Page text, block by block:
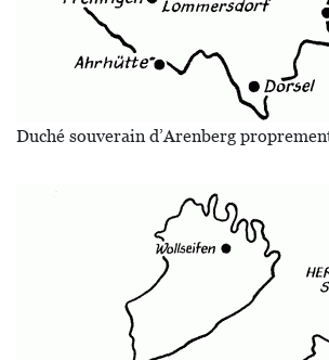
Duché souverain d’Arenberg